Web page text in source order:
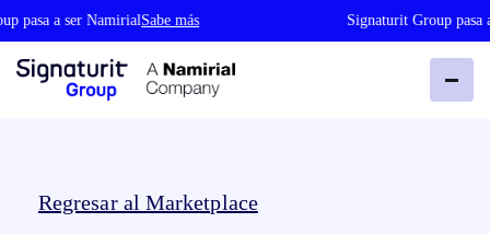
pasa a ser NamirialSabe más Signaturit Group pasa
Regresar al Marketplace